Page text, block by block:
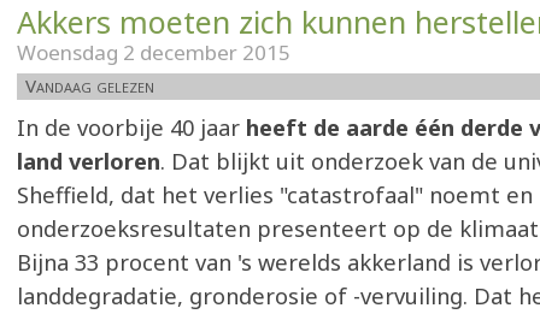
Akkers moeten zich kunnen
Woensdag 2 december 2015
Vandaag gelezen
In de voorbije 40 jaar heeft de aarde één derde
land verloren. Dat blijkt uit onderzoek van de
Sheffield, dat het verlies "catastrofaal" noemt en
onderzoeksresultaten presenteert op de
Bijna 33 procent van 's werelds akkerland is
landdegradatie, gronderosie of -vervuiling. Dat